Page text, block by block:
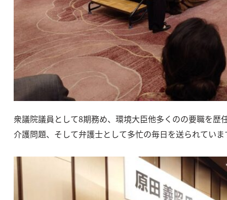
衆議院議員として8期務め、環境大臣他多くのの要職を
介護問題、そして弁護士として多忙の毎日を送られていま